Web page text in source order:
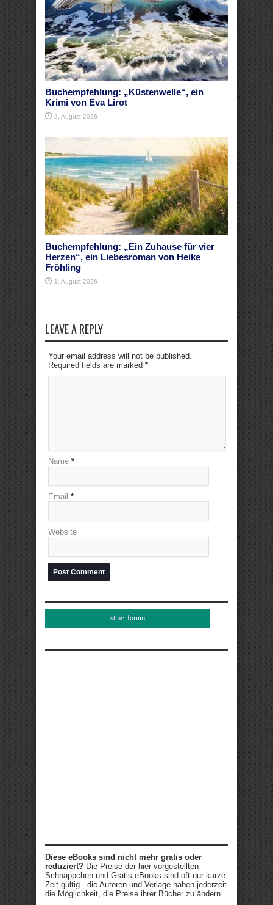
Buchempfehlung: „Küstenwelle“, ein
Krimi von Eva Lirot
2. August 2026
Buchempfehlung: „Ein Zuhause für vier
Herzen“, ein Liebesroman von Heike
Fröhling
1. August 2026
LEAVE A REPLY
Your email address will not be published.
Required fields are marked *
Name *
Email *
Website
xtme: forum
Diese eBooks sind nicht mehr gratis oder
reduziert? Die Preise der hier vorgestellten
Schnäppchen und Gratis-eBooks sind oft nur kurze
Zeit gültig - die Autoren und Verlage haben jederzeit
die Möglichkeit, die Preise ihrer Bücher zu ändern.